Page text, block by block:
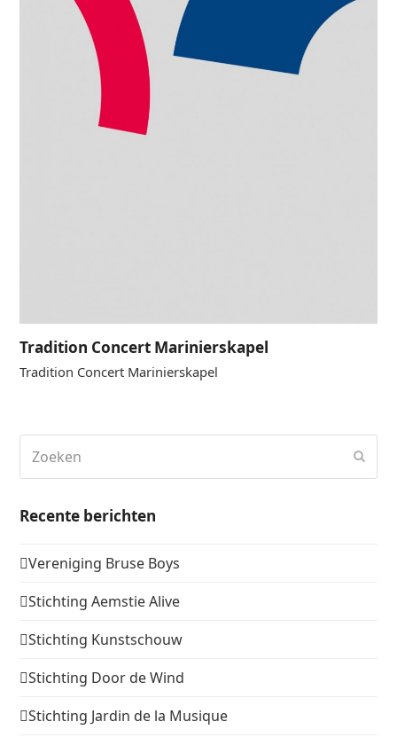
Tradition Concert Marinierskapel
Tradition Concert Marinierskapel
Recente berichten
Vereniging Bruse Boys
Stichting Aemstie Alive
Stichting Kunstschouw
Stichting Door de Wind
Stichting Jardin de la Musique